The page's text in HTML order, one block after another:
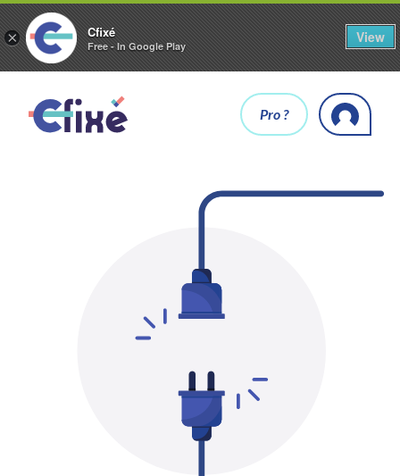
× Cfixé
Free - In Google Play
View
Pro ?